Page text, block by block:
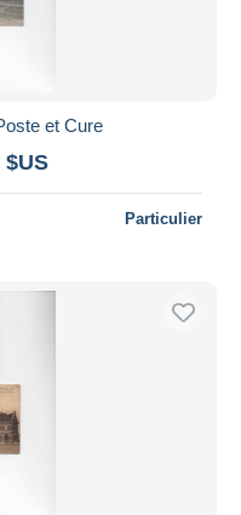
et Cure
$US
Particulier